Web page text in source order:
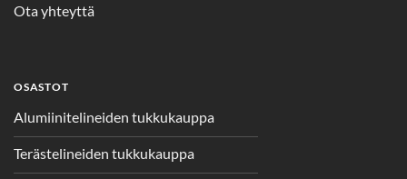
Ota yhteyttä
OSASTOT
Alumiinitelineiden tukkukauppa
Terästelineiden tukkukauppa